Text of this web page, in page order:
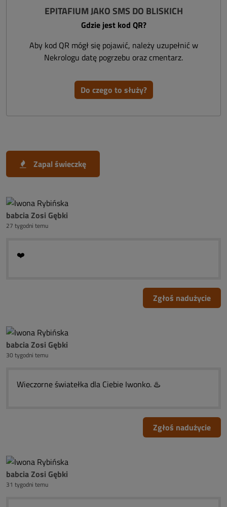
EPITAFIUM JAKO SMS DO BLISKICH
Gdzie jest kod QR?
Aby kod QR mógł się pojawić, należy uzupełnić w
Nekrologu datę pogrzebu oraz cmentarz.
Do czego to służy?
Zapal świeczkę
babcia Zosi Gębki
27 tygodni temu
❤️
Zgłoś nadużycie
babcia Zosi Gębki
30 tygodni temu
Wieczorne światełka dla Ciebie Iwonko. ♨️
Zgłoś nadużycie
babcia Zosi Gębki
31 tygodni temu